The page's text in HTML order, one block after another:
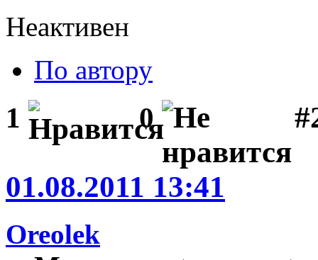
Неактивен
По автору
1 0
01.08.2011 13:41
Oreolek